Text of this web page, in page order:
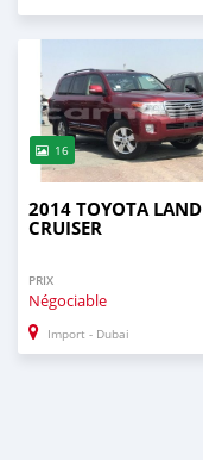
16
2014 TOYOTA LAND
CRUISER
PRIX
Négociable
Import - Dubai